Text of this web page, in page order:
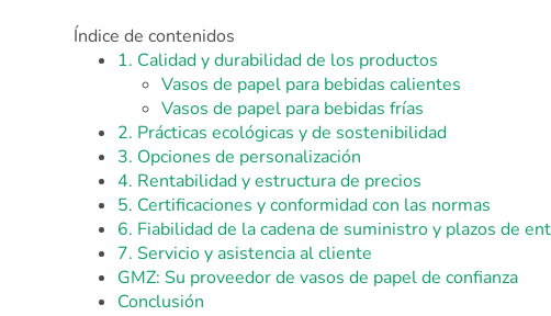
Índice de contenidos
1. Calidad y durabilidad de los productos
Vasos de papel para bebidas calientes
Vasos de papel para bebidas frías
2. Prácticas ecológicas y de sostenibilidad
3. Opciones de personalización
4. Rentabilidad y estructura de precios
5. Certificaciones y conformidad con las normas
6. Fiabilidad de la cadena de suministro y plazos de
7. Servicio y asistencia al cliente
GMZ: Su proveedor de vasos de papel de confianza
Conclusión